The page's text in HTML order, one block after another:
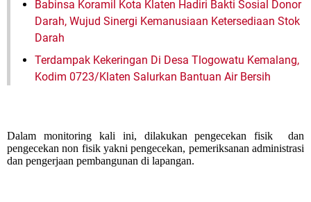
Babinsa Koramil Kota Klaten Hadiri Bakti Sosial Donor
Darah, Wujud Sinergi Kemanusiaan Ketersediaan Stok
Darah
Terdampak Kekeringan Di Desa Tlogowatu Kemalang,
Kodim 0723/Klaten Salurkan Bantuan Air Bersih
Dalam monitoring kali ini, dilakukan pengecekan fisik dan
pengecekan non fisik yakni pengecekan, pemeriksanan administrasi
dan pengerjaan pembangunan di lapangan.